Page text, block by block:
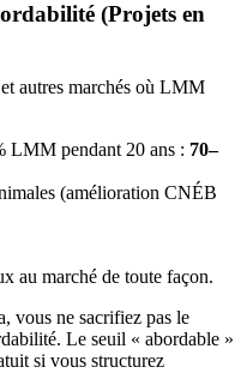
(Projets en
autres marchés où LMM
LMM pendant 20 ans : 70–
(amélioration CNÉB
au marché de toute façon.
vous ne sacrifiez pas le
Le seuil « abordable »
si vous structurez